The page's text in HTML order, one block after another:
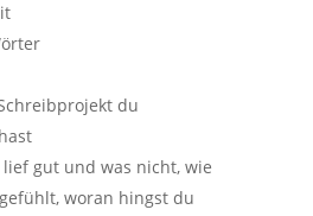
du
lief gut und was nicht, wie
woran hingst du